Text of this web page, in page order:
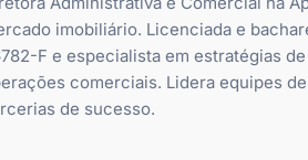
imobiliário. Licenciada e
F e especialista em estratégias
comerciais. Lidera equipes
de sucesso.